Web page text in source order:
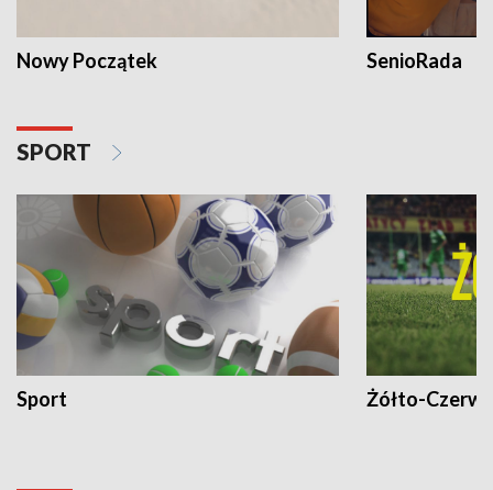
Nowy Początek SenioRada
SPORT
Sport Żółto-